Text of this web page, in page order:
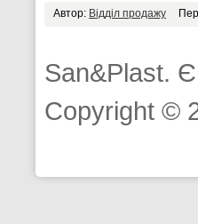
Автор: Відділ продажу
San&Plast.
Copyright ©